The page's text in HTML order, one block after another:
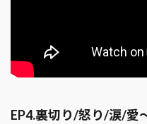
EP4.裏切り/怒り/涙/愛